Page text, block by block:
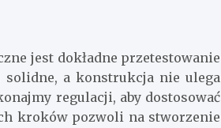
jest dokładne przetestowanie
solidne, a konstrukcja nie ulega
regulacji, aby dostosować
kroków pozwoli na stworzenie